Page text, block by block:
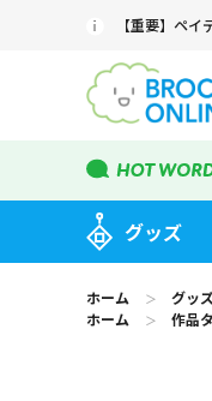
【重要】ペ
グッズ
ホーム ＞ グッ
ホーム
＞ 作品